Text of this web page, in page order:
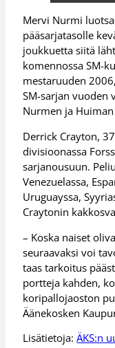
Mervi Nurmi
pääsarjatasolle
joukkuetta siitä
komennossa SM-
mestaruuden
SM-sarjan vuoden
Nurmen ja
Derrick Crayton,
divisioonassa
sarjanousuun.
Venezuelassa,
Uruguayssa,
Craytonin
– Koska naiset
seuraavaksi voi
taas tarkoitus
portteja kahden,
koripallojaoston
Äänekosken
Lisätietoja:ÄKS:n